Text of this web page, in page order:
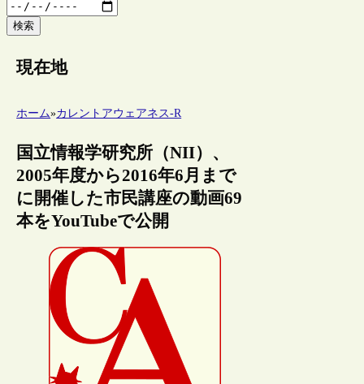
検索
現在地
ホーム»カレントアウェアネス-R
国立情報学研究所（NII）、
2005年度から2016年6月まで
に開催した市民講座の動画69
本をYouTubeで公開